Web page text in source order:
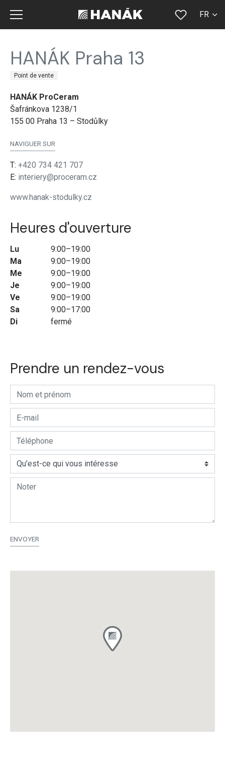
FR
HANÁK Praha 13
Point de vente
HANÁK ProCeram
Šafránkova 1238/1
155 00 Praha 13 – Stodůlky
NAVIGUER SUR
T: +420 734 421 707
E: interiery@proceram.cz
www.hanak-stodulky.cz
Heures d'ouverture
Lu
9:00–19:00
Ma
9:00–19:00
Me
9:00–19:00
Je
9:00–19:00
Ve
9:00–19:00
Sa
9:00–17:00
Di
fermé
Prendre un rendez-vous
ENVOYER